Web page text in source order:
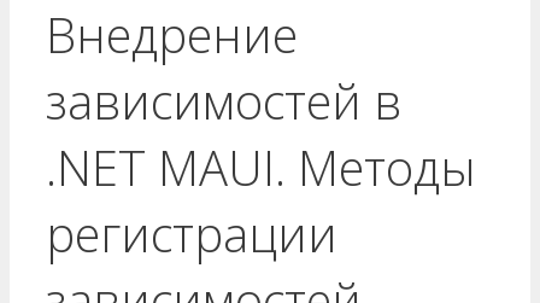
Внедрение
зависимостей в
.NET MAUI. Методы
регистрации